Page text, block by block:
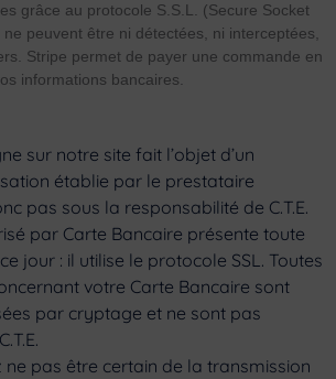
grâce au protocole S.S.L. (Secure Socket
peuvent être ni détectées, ni interceptées,
Stripe permet de payer une commande en
informations bancaires.
sur notre site fait l’objet d’un
établie par le prestataire
pas sous la responsabilité de C.T.E.
par Carte Bancaire présente toute
jour : il utilise le protocole SSL. Toutes
votre Carte Bancaire sont
par cryptage et ne sont pas
ne pas être certain de la transmission